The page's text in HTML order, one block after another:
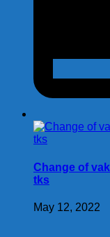
Change of
tks
May 12, 2022